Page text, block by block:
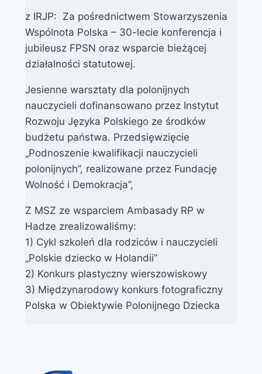
z IRJP: Za pośrednictwem Stowarzyszenia
Wspólnota Polska – 30-lecie konferencja i
jubileusz FPSN oraz wsparcie bieżącej
działalności statutowej.
Jesienne warsztaty dla polonijnych
nauczycieli dofinansowano przez Instytut
Rozwoju Języka Polskiego ze środków
budżetu państwa. Przedsięwzięcie
„Podnoszenie kwalifikacji nauczycieli
polonijnych”, realizowane przez Fundację
Wolność i Demokracja”,
Z MSZ ze wsparciem Ambasady RP w
Hadze zrealizowaliśmy:
1) Cykl szkoleń dla rodziców i nauczycieli
„Polskie dziecko w Holandii”
2) Konkurs plastyczny wierszowiskowy
3) Międzynarodowy konkurs fotograficzny
Polska w Obiektywie Polonijnego Dziecka